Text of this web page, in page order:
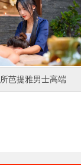
芭提雅男士高端